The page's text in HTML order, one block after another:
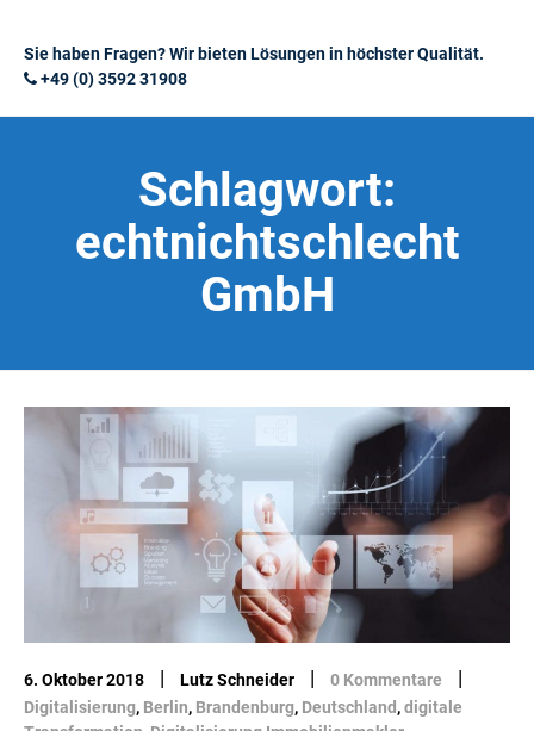
Sie haben Fragen? Wir bieten Lösungen in höchster Qualität.
+49 (0) 3592 31908
Schlagwort:
echtnichtschlecht
GmbH
6. Oktober 2018 | Lutz Schneider | 0 Kommentare |
Digitalisierung, Berlin, Brandenburg, Deutschland ,digitale